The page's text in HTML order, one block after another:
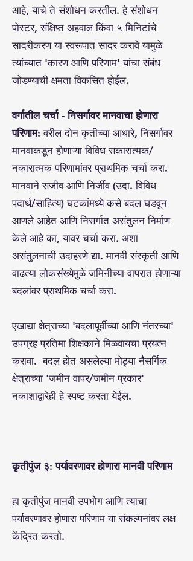
आहे, याचे ते संशोधन करतील. हे संशोधन
पोस्टर, संक्षिप्त अहवाल किंवा ५ मिनिटांचे
सादरीकरण या स्वरूपात सादर करावे यामुळे
त्यांच्यात 'कारण आणि परिणाम' यांचा संबंध
जोडण्याची क्षमता विकसित होईल.
वर्गातील चर्चा - निसर्गावर मानवाचा होणारा
परिणाम:वरील दोन कृतीच्या आधारे, निसर्गावर
मानवाकडून होणाऱ्या विविध सकारात्मक/
नकारात्मक परिणामांवर प्राथमिक चर्चा करा.
मानवाने सजीव आणि निर्जीव (उदा. विविध
पदार्थ/साहित्य) घटकांमध्ये कसे बदल घडवून
आणले आहेत आणि निसर्गात असंतुलन निर्माण
केले आहे का, यावर चर्चा करा. अशा
असंतुलनाची उदाहरणे द्या. मानवी संस्कृती आणि
वाढत्या लोकसंख्येमुळे जमिनीच्या वापरात होणाऱ्या
बदलांवर प्राथमिक चर्चा करा.
एखाद्या क्षेत्राच्या 'बदलापूर्वीच्या आणि नंतरच्या'
उपग्रह प्रतिमा शिक्षकाने मिळवायचा प्रयत्न
करावा. बदल होत असलेल्या मोठ्या नैसर्गिक
क्षेत्राच्या 'जमीन वापर/जमीन प्रकार'
नकाशाद्वारेही हे स्पष्ट करता येईल.
कृतीपुंज ३: पर्यावरणावर होणारा मानवी परिणाम
हा कृतीपुंज मानवी उपभोग आणि त्याचा
पर्यावरणावर होणारा परिणाम या संकल्पनांवर लक्ष
केंद्रित करतो.